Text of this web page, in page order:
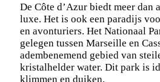
De Côte d’Azur biedt meer dan
luxe. Het is ook een paradijs
en avonturiers. Het Nationaal
gelegen tussen Marseille en
adembenemend gebied van
kristalhelder water. Dit park is
klimmen en duiken.